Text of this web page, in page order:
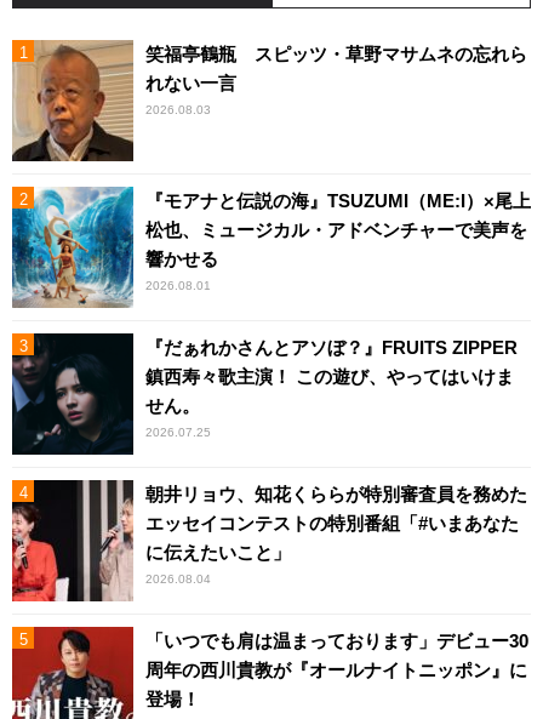
笑福亭鶴瓶 スピッツ・草野マサムネの忘れら
れない一言
2026.08.03
『モアナと伝説の海』TSUZUMI（ME:I）×尾上
松也、ミュージカル・アドベンチャーで美声を
響かせる
2026.08.01
『だぁれかさんとアソぼ？』FRUITS ZIPPER
鎮西寿々歌主演！ この遊び、やってはいけま
せん。
2026.07.25
朝井リョウ、知花くららが特別審査員を務めた
エッセイコンテストの特別番組「#いまあなた
に伝えたいこと」
2026.08.04
「いつでも肩は温まっております」デビュー30
周年の西川貴教が『オールナイトニッポン』に
登場！